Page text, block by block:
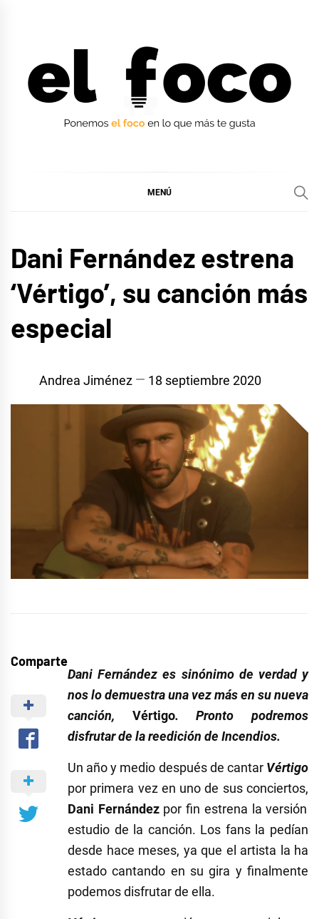
MENÚ
Dani Fernández estrena
‘Vértigo’, su canción más
especial
Andrea Jiménez 18 septiembre 2020
Comparte
Dani Fernández es sinónimo de verdad y
nos lo demuestra una vez más en su nueva
canción, Vértigo. Pronto podremos
disfrutar de la reedición de Incendios.
Un año y medio después de cantar Vértigo
por primera vez en uno de sus conciertos,
Dani Fernándezpor fin estrena la versión
estudio de la canción. Los fans la pedían
desde hace meses, ya que el artista la ha
estado cantando en su gira y finalmente
podemos disfrutar de ella.